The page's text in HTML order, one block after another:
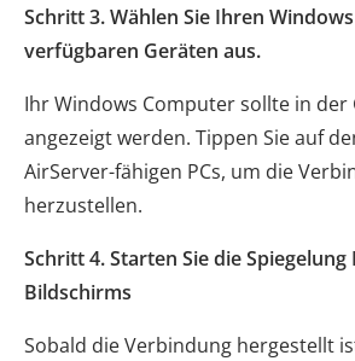
Schritt 3. Wählen Sie Ihren
verfügbaren Geräten aus.
Ihr Windows Computer sollte in der
angezeigt werden. Tippen Sie auf
AirServer-fähigen PCs, um die
herzustellen.
Schritt 4. Starten Sie die
Bildschirms
Sobald die Verbindung hergestellt